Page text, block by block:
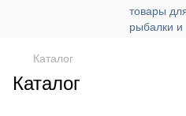
Каталог
Каталог